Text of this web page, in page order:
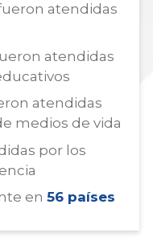
atendidas
atendidas
atendidas
medios de vida
por los
en 56 países